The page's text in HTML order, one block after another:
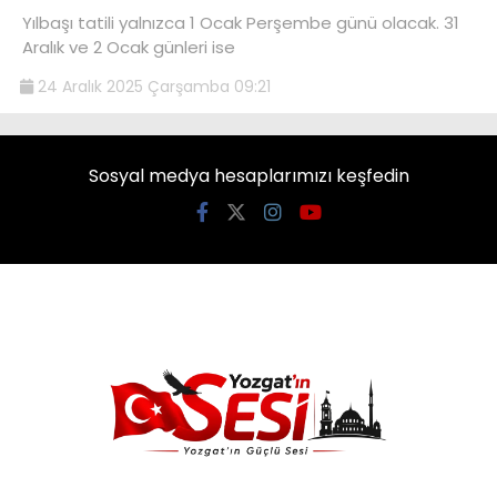
Yılbaşı tatili yalnızca 1 Ocak Perşembe günü olacak. 31
Aralık ve 2 Ocak günleri ise
24 Aralık 2025 Çarşamba 09:21
Sosyal medya hesaplarımızı keşfedin